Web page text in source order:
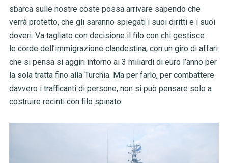
sbarca sulle nostre coste possa arrivare sapendo che
verrà protetto, che gli saranno spiegati i suoi diritti e i suoi
doveri. Va tagliato con decisione il filo con chi gestisce
le corde dell’immigrazione clandestina, con un giro di affari
che si pensa si aggiri intorno ai 3 miliardi di euro l’anno per
la sola tratta fino alla Turchia. Ma per farlo, per combattere
davvero i trafficanti di persone, non si può pensare solo a
costruire recinti con filo spinato.